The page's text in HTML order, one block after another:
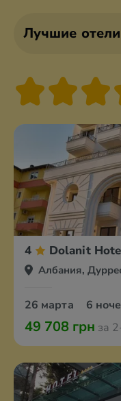
Лучшие
4 Dolanit
Албания,
26 марта 6
49 708 грн за